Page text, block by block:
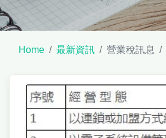
Home 最新資訊 營業稅訊息